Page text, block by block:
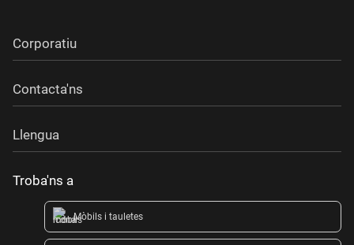
Corporatiu
Contacta'ns
Llengua
Troba'ns a
Mòbils i tauletes